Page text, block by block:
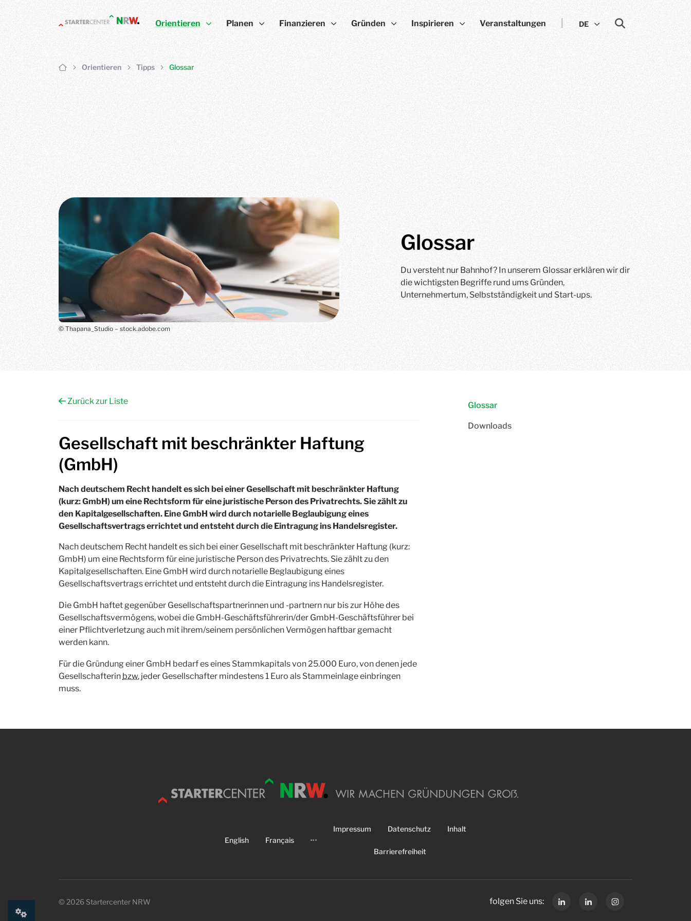
Orientieren Planen Finanzieren Gründen Inspirieren Veranstaltungen DE
Orientieren Tipps Glossar
Glossar
Du versteht nur Bahnhof? In unserem Glossar erklären wir dir
die wichtigsten Begriffe rund ums Gründen,
Unternehmertum, Selbstständigkeit und Start-ups.
© Thapana_Studio – stock.adobe.com
Zurück zur Liste
Gesellschaft mit beschränkter Haftung
(GmbH)
Nach deutschem Recht handelt es sich bei einer Gesellschaft mit beschränkter Haftung
(kurz: GmbH) um eine Rechtsform für eine juristische Person des Privatrechts. Sie zählt zu
den Kapitalgesellschaften. Eine GmbH wird durch notarielle Beglaubigung eines
Gesellschaftsvertrags errichtet und entsteht durch die Eintragung ins Handelsregister.
Nach deutschem Recht handelt es sich bei einer Gesellschaft mit beschränkter Haftung (kurz:
GmbH) um eine Rechtsform für eine juristische Person des Privatrechts. Sie zählt zu den
Kapitalgesellschaften. Eine GmbH wird durch notarielle Beglaubigung eines
Gesellschaftsvertrags errichtet und entsteht durch die Eintragung ins Handelsregister.
Die GmbH haftet gegenüber Gesellschaftspartnerinnen und -partnern nur bis zur Höhe des
Gesellschaftsvermögens, wobei die GmbH-Geschäftsführerin/der GmbH-Geschäftsführer bei
einer Pflichtverletzung auch mit ihrem/seinem persönlichen Vermögen haftbar gemacht
werden kann.
Für die Gründung einer GmbH bedarf es eines Stammkapitals von 25.000 Euro, von denen jede
Gesellschafterin bzw. jeder Gesellschafter mindestens 1 Euro als Stammeinlage einbringen
muss.
Glossar
Downloads
English Français
Impressum Datenschutz Inhalt
Barrierefreiheit
folgen Sie uns:
© 2026 Startercenter NRW